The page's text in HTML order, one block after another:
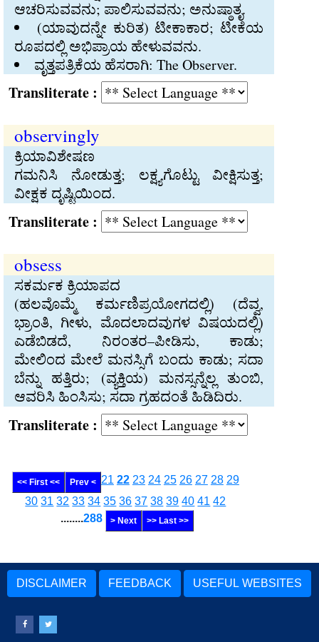
ಆಚರಿಸುವವನು; ಪಾಲಿಸುವವನು; ಅನುಷ್ಠಾತೃ.
(ಯಾವುದನ್ನೇ ಕುರಿತ) ಟೀಕಾಕಾರ; ಟೀಕೆಯ
ರೂಪದಲ್ಲಿ ಅಭಿಪ್ರಾಯ ಹೇಳುವವನು.
ವೃತ್ತಪತ್ರಿಕೆಯ ಹೆಸರಾಗಿ: The Observer.
:
observingly
ಕ್ರಿಯಾವಿಶೇಷಣ
ಗಮನಿಸಿ ನೋಡುತ್ತ; ಲಕ್ಷ್ಯಗೊಟ್ಟು ವೀಕ್ಷಿಸುತ್ತ;
ವೀಕ್ಷಕ ದೃಷ್ಟಿಯಿಂದ.
:
obsess
ಸಕರ್ಮಕ ಕ್ರಿಯಾಪದ
(ಹಲವೊಮ್ಮೆ ಕರ್ಮಣಿಪ್ರಯೋಗದಲ್ಲಿ) (ದೆವ್ವ,
ಭ್ರಾಂತಿ, ಗೀಳು, ಮೊದಲಾದವುಗಳ ವಿಷಯದಲ್ಲಿ)
ಎಡೆಬಿಡದೆ, ನಿರಂತರ–ಪೀಡಿಸು, ಕಾಡು;
ಮೇಲಿಂದ ಮೇಲೆ ಮನಸ್ಸಿಗೆ ಬಂದು ಕಾಡು; ಸದಾ
ಬೆನ್ನು ಹತ್ತಿರು; (ವ್ಯಕ್ತಿಯ) ಮನಸ್ಸನ್ನೆಲ್ಲ ತುಂಬಿ,
ಆವರಿಸಿ ಹಿಂಸಿಸು; ಸದಾ ಗ್ರಹದಂತೆ ಹಿಡಿದಿರು.
:
<< First << Prev < 21 22 23 24 25 26 27 28 29
30 31 32 33 34 35 36 37 38 39 40 41 42
........288 > Next >> Last >>
DISCLAIMER FEEDBACK USEFUL WEBSITES